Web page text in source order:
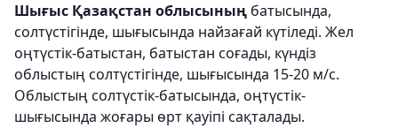
Шығыс Қазақстан облысының батысында,
солтүстігінде, шығысында найзағай күтіледі. Жел
оңтүстік-батыстан, батыстан соғады, күндіз
облыстың солтүстігінде, шығысында 15-20 м/с.
Облыстың солтүстік-батысында, оңтүстік-
шығысында жоғары өрт қауіпі сақталады.